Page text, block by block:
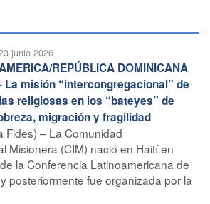
junio 2026
REPÚBLICA DOMINICANA
La misión “intercongregacional” de
las religiosas en los “bateyes” de
migración y fragilidad
Fides) – La Comunidad
Misionera (CIM) nació en Haití en
la Conferencia Latinoamericana de
posteriormente fue organizada por la